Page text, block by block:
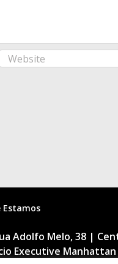
Estamos
Adolfo Melo, 38 |
Executive Manhattan